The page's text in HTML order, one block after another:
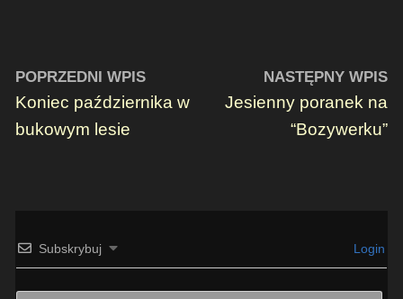
POPRZEDNI WPIS
Koniec października w
bukowym lesie
NASTĘPNY WPIS
Jesienny poranek na
“Bozywerku”
Subskrybuj Login